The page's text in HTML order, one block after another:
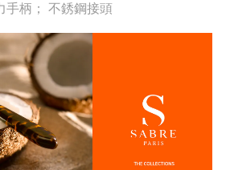
手柄； 不銹鋼接頭